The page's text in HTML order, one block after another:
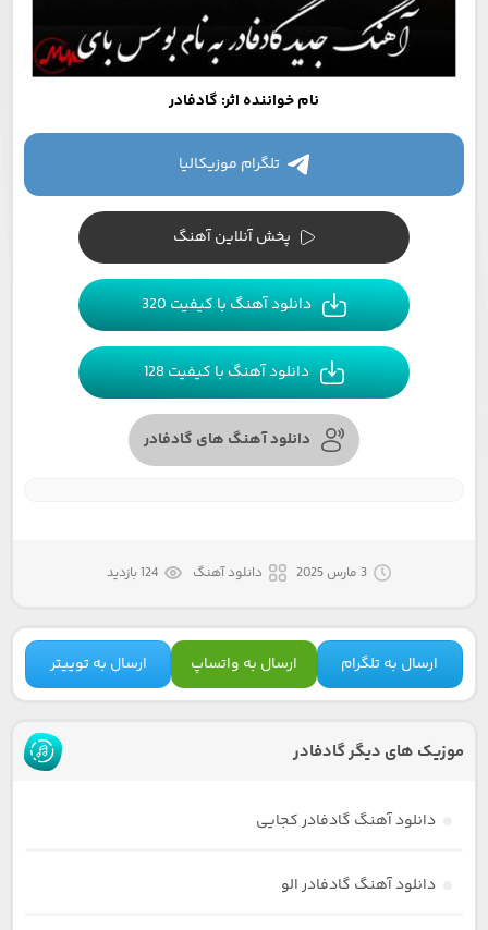
نام خواننده اثر: گادفادر
تلگرام موزیکالیا
پخش آنلاین آهنگ
دانلود آهنگ با کیفیت 320
دانلود آهنگ با کیفیت 128
دانلود آهنگ های گادفادر
3 مارس 2025 دانلود آهنگ 124 بازدید
ارسال به تلگرام ارسال به واتساپ ارسال به توییتر
موزیک های دیگر گادفادر
دانلود آهنگ گادفادر کجایی
دانلود آهنگ گادفادر الو